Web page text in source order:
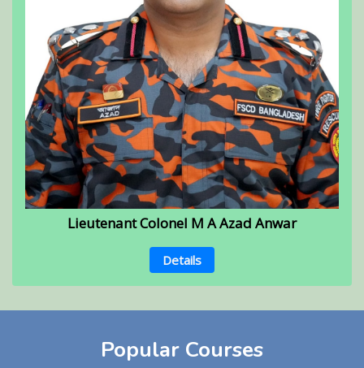
Lieutenant Colonel M A Azad Anwar
Details
Popular Courses